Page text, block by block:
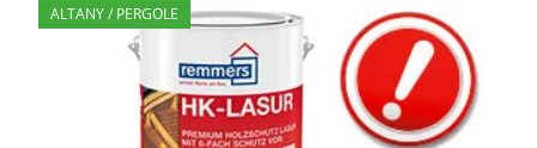
ALTANY / PERGOLE